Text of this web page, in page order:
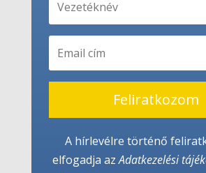
Feliratkozom
A hírlevélre történő
elfogadja azAdatkezelési